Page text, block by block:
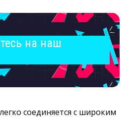
на наш
соединяется с широким